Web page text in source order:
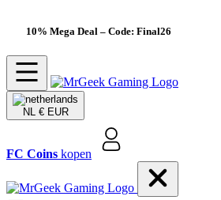
10% Mega Deal – Code: Final26
NL € EUR
FC Coins kopen